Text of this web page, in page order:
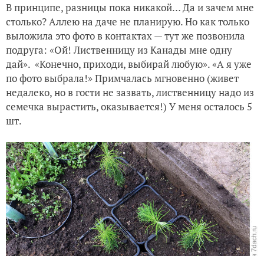
В принципе, разницы пока никакой… Да и зачем мне
столько? Аллею на даче не планирую. Но как только
выложила это фото в контактах — тут же позвонила
подруга: «Ой! Лиственницу из Канады мне одну
дай». «Конечно, приходи, выбирай любую». «А я уже
по фото выбрала!» Примчалась мгновенно (живет
недалеко, но в гости не зазвать, лиственницу надо из
семечка вырастить, оказывается!) У меня осталось 5
шт.